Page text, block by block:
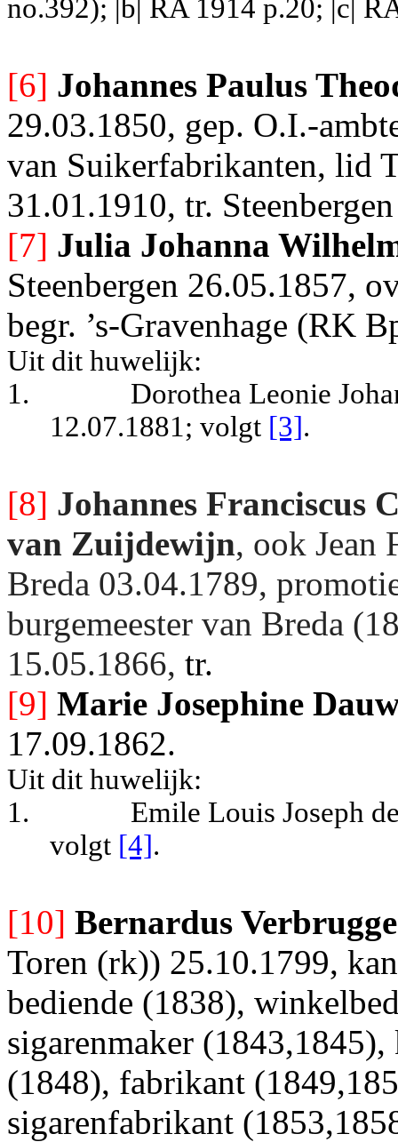
no.392); |b| RA 1914 p.20; |c|
[6] Johannes Paulus
29.03.1850, gep. O.I.-
van Suikerfabrikanten, lid
31.01.1910, tr.
[7] Julia Johanna
Steenbergen 26.05.1857,
begr. ’s-Gravenhage (RK
Uit dit huwelijk:
1.
Dorothea Leonie
12.07.1881; volgt [3].
[8] Johannes Franciscus
van Zuijdewijn, ook Jean
Breda 03.04.1789,
burgemeester van Breda
15.05.1866, tr.
[9] Marie Josephine
17.09.1862.
Uit dit huwelijk:
1.
Emile Louis Joseph
volgt [4].
[10] Bernardus Verbrugge
Toren (rk)) 25.10.1799,
bediende (1838),
sigarenmaker
(1848), fabrikant
sigarenfabrikant